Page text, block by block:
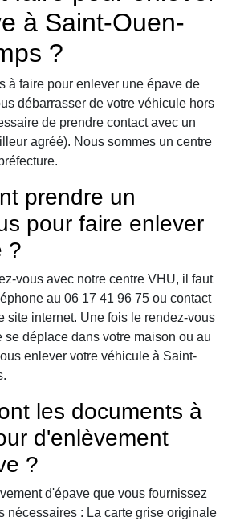
à Saint-Ouen-
?
à faire pour enlever une épave de
débarrasser de votre véhicule hors
de prendre contact avec un
agréé). Nous sommes un centre
prendre un
pour faire enlever
?
vous avec notre centre VHU, il faut
au 06 17 41 96 75 ou contact
site internet. Une fois le rendez-vous
se déplace dans votre maison ou au
enlever votre véhicule à Saint-
les documents à
d'enlèvement
?
d'épave que vous fournissez
nécessaires : La carte grise originale